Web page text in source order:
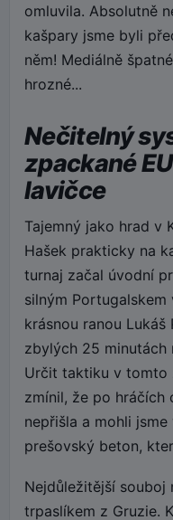
omluvila. Absolutně
kašpary jsme byli
něm! Mediálně
hrozné...
Nečitelný
zpackané
lavičce
Tajemný jako hrad v
Hašek prakticky na
turnaj začal úvodní
silným Portugalskem
krásnou ranou
zbylých 25 minutách
Určit taktiku v tomto
zmínil, že po hráčích
nepřišla a mohli
prešovský beton,
Nejdůležitější souboj
trpaslíkem z Gruzie.